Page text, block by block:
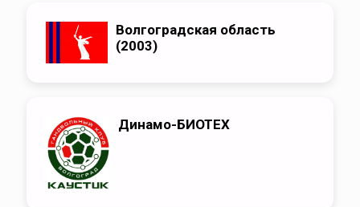
Волгоградская область
(2003)
Динамо-БИОТЕХ